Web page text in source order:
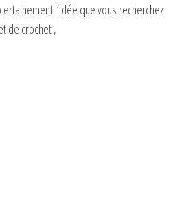
d
l’idée que vous recherchez
de crochet ,